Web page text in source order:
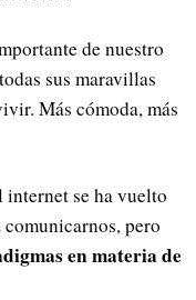
de nuestro
sus maravillas
Más cómoda, más
internet se ha vuelto
pero
en materia de